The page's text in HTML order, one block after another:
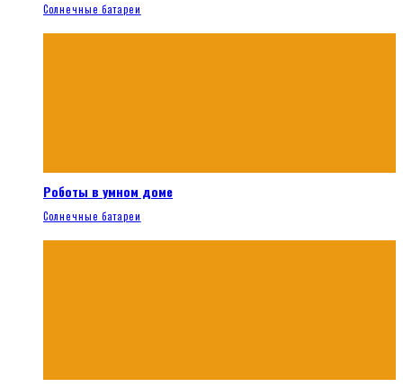
Солнечные батареи
Роботы в умном доме
Солнечные батареи